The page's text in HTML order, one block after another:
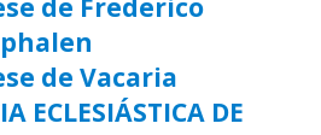
de Vacaria
ECLESIÁSTICA DE